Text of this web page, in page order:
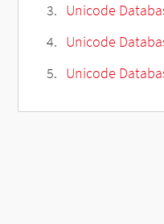
Unicode
Unicode
Unicode